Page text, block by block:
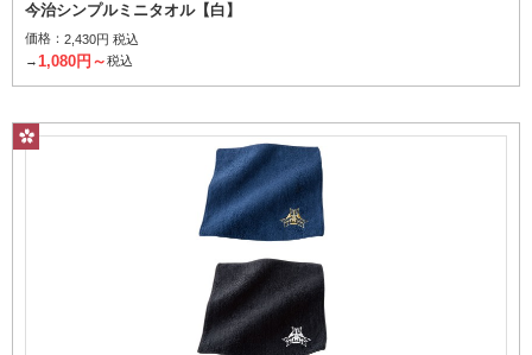
今治シンプルミニタオル【白】
価格： 2,430円 税込
→ 1,080円～税込